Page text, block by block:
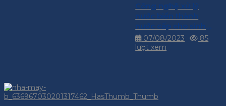
Công nghệ xử lý
nước biển thành
nước cấp cho sinh
hoạt
07/08/2023
85
lượt xem